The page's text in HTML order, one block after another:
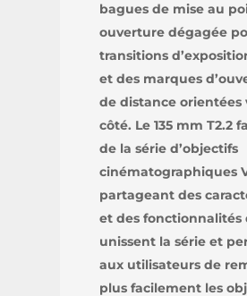
bagues de mise au
ouverture dégagée
transitions
et des marques
de distance orientées
côté. Le 135 mm T2.2
de la série d’objectifs
cinématographiques
partageant des
et des fonctionnalités
unissent la série et
aux utilisateurs de
plus facilement les